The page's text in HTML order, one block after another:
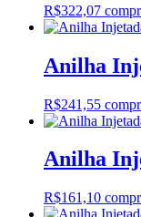
R$322,07
Anilha
R$241,55
Anilha
R$161,10